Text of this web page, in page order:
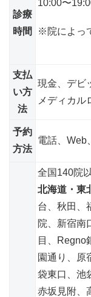
診療
時間
10:00〜
※院によっ
支払
い方
法
現金、デビ
メディカル
予約
方法
電話、Web
全国140院
北海道・東
台、秋田、
院、新宿南
目、Regno
園通り、原
袋東口、池
赤坂見附、